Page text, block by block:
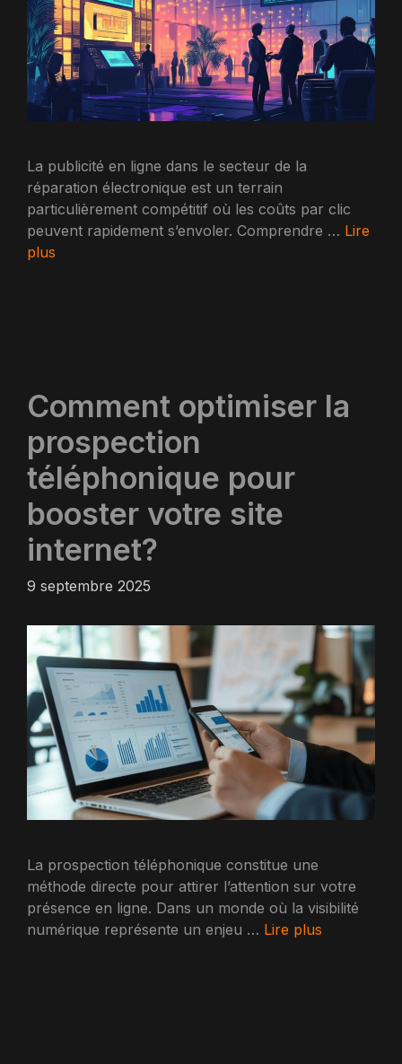
La publicité en ligne dans le secteur de la
réparation électronique est un terrain
particulièrement compétitif où les coûts par clic
peuvent rapidement s’envoler. Comprendre … Lire
plus
Comment optimiser la
prospection
téléphonique pour
booster votre site
internet?
9 septembre 2025
La prospection téléphonique constitue une
méthode directe pour attirer l’attention sur votre
présence en ligne. Dans un monde où la visibilité
numérique représente un enjeu … Lire plus